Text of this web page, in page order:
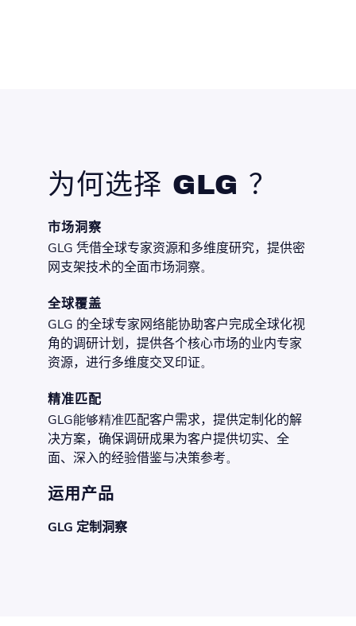
为何选择 GLG ？
市场洞察
GLG 凭借全球专家资源和多维度研究，提供密
网支架技术的全面市场洞察。
全球覆盖
GLG 的全球专家网络能协助客户完成全球化视
角的调研计划，提供各个核心市场的业内专家
资源，进行多维度交叉印证。
精准匹配
GLG能够精准匹配客户需求，提供定制化的解
决方案， 确保调研成果为客户提供切实、全
面、深入的经验借鉴与决策参考。
运用产品
GLG 定制洞察